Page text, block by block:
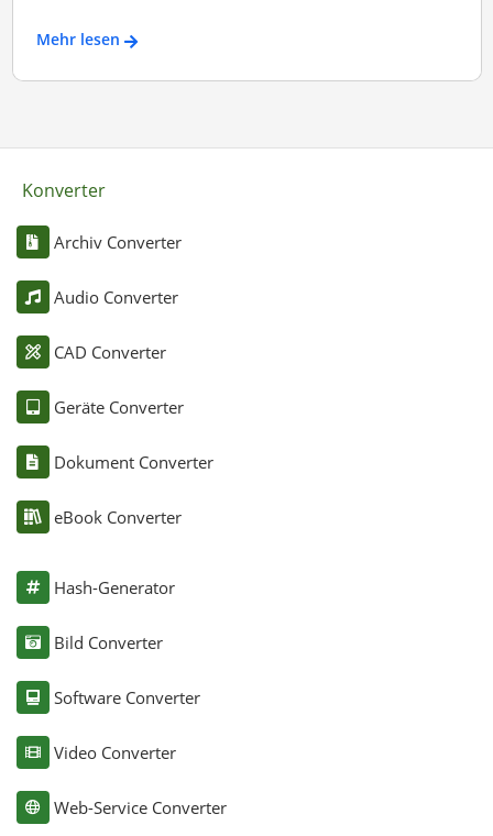
Mehr lesen
Konverter
Archiv Converter
Audio Converter
CAD Converter
Geräte Converter
Dokument Converter
eBook Converter
Hash-Generator
Bild Converter
Software Converter
Video Converter
Web-Service Converter